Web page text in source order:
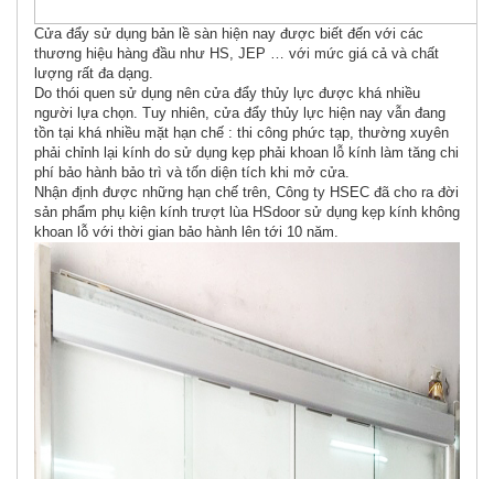
Cửa đẩy sử dụng bản lề sàn hiện nay được biết đến với các
thương hiệu hàng đầu như HS, JEP … với mức giá cả và chất
lượng rất đa dạng.
Do thói quen sử dụng nên cửa đẩy thủy lực được khá nhiều
người lựa chọn. Tuy nhiên, cửa đẩy thủy lực hiện nay vẫn đang
tồn tại khá nhiều mặt hạn chế : thi công phức tạp, thường xuyên
phải chỉnh lại kính do sử dụng kẹp phải khoan lỗ kính làm tăng chi
phí bảo hành bảo trì và tốn diện tích khi mở cửa.
Nhận định được những hạn chế trên, Công ty HSEC đã cho ra đời
sản phẩm phụ kiện kính trượt lùa HSdoor sử dụng kẹp kính không
khoan lỗ với thời gian bảo hành lên tới 10 năm.